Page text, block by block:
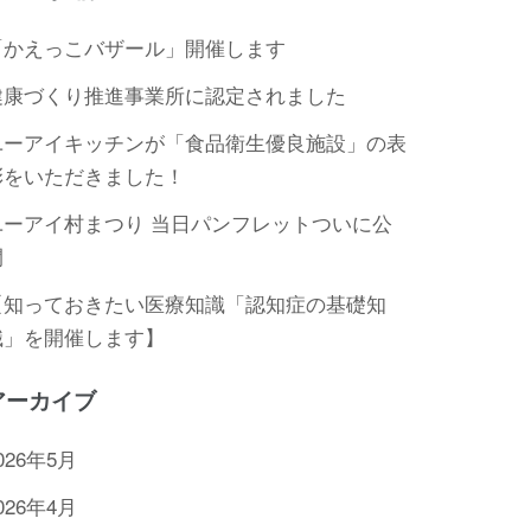
えっこバザール」開催します
づくり推進事業所に認定されました
アイキッチンが「食品衛生優良施設」の表
いただきました！
アイ村まつり 当日パンフレットついに公
っておきたい医療知識「認知症の基礎知
を開催します】
ーカイブ
年5月
年4月